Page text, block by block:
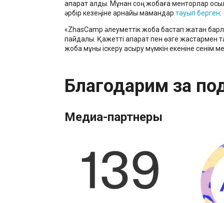
ақпарат алды. Мұнан соң жобаға менторлар
әрбір кезеңіне арнайы мамандар тауып берген:
«ZhasCamp әлеуметтік жоба бастап жатқан
пайдалы. Қажетті ақпарат пен өзге жастармен
жоба мұны іскеру асыру мүмкін екеніне сенім
Благодарим за
Медиа-партнеры